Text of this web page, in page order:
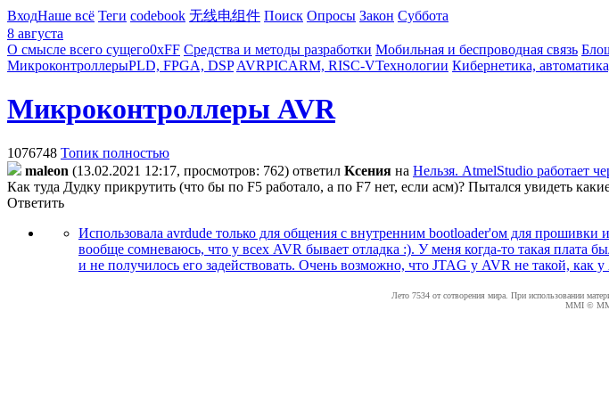
ВходНаше всё Теги codebook 无线电组件 Поиск Опросы Закон Суббота
8 августа
О смысле всего сущего0xFF Средства и методы разработки Мобильная и беспроводная связь
МикроконтроллерыPLD, FPGA, DSP AVRPICARM, RISC-VТехнологии Кибернетика,
Микроконтроллеры AVR
1076748 Топик полностью
maleon (13.02.2021 12:17, просмотров: 762) ответил Kceния на Нельзя. AtmelStudio работает
Как туда Дудку прикрутить (что бы по F5 работало, а по F7 нет, если асм)? Пытался увидеть
Ответить
Использовала avrdude только для общения с внутренним bootloader'ом для
вообще сомневаюсь, что у всех AVR бывает отладка :). У меня когда-то такая плата
и не получилось его задействовать. Очень возможно, что JTAG у AVR не такой, как
Лето 7534 от сотворения мира. При использовании
MMI ©